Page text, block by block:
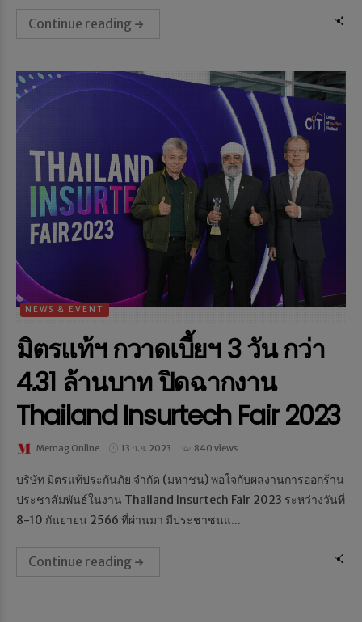
Continue reading
NEWS & EVENT
มิตรแท้ฯ กวาดเบี้ยฯ 3 วัน กว่า
4.31 ล้านบาท ปิดฉากงาน
Thailand Insurtech Fair 2023
Memag Online 13 ก.ย. 2023 840 views
บริษัท มิตรแท้ประกันภัย จำกัด (มหาชน) พอใจกับผลงานการออกร้าน
ประชาสัมพันธ์ในงาน Thailand Insurtech Fair 2023 ระหว่างวันที่
8-10 กันยายน 2566 ที่ผ่านมา มีประชาชนแ...
Continue reading